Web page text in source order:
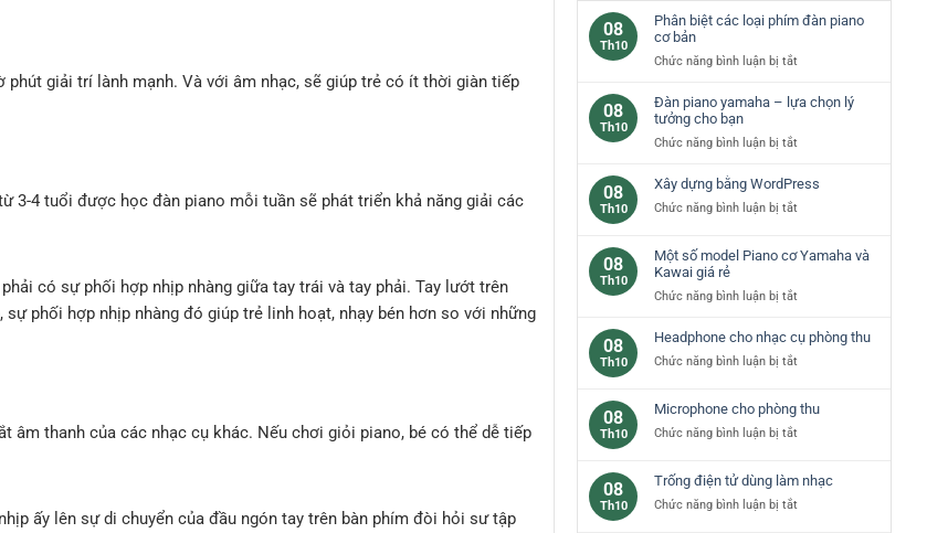
giải trí lành mạnh. Và với âm nhạc, sẽ giúp trẻ có ít thời giàn tiếp
3-4 tuổi được học đàn piano mỗi tuần sẽ phát triển khả năng giải các
có sự phối hợp nhịp nhàng giữa tay trái và tay phải. Tay lướt trên
phối hợp nhịp nhàng đó giúp trẻ linh hoạt, nhạy bén hơn so với những
âm thanh của các nhạc cụ khác. Nếu chơi giỏi piano, bé có thể dễ tiếp
ấy lên sự di chuyển của đầu ngón tay trên bàn phím đòi hỏi sư tập
08
Th10
Phân biệt các loại phím đàn piano
cơ bản
Chức năng bình luận bị tắtở
biệt
piano
cơ
08
Th10
Đàn piano yamaha – lựa chọn lý
tưởng cho bạn
Chức năng bình luận bị tắtở
piano
–
chọn
tưởng
08
Th10
Xây dựng bằng WordPress
Chức năng bình luận bị tắtở
bằng
08
Th10
Một số model Piano cơ Yamaha và
Kawai giá rẻ
Chức năng bình luận bị tắtở
số
Piano
Yamaha
rẻ
08
Th10
Headphone cho nhạc cụ phòng thu
Chức năng bình luận bị tắtở
nhạc
cụ
thu
08
Th10
Microphone cho phòng thu
Chức năng bình luận bị tắtở
phòng
thu
08
Th10
Trống điện tử dùng làm nhạc
Chức năng bình luận bị tắtở